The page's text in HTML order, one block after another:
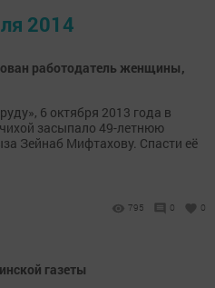
2014
работодатель женщины,
6 октября 2013 года в
засыпало 49-летнюю
Зейнаб Мифтахову. Спасти её
795 0 0
газеты